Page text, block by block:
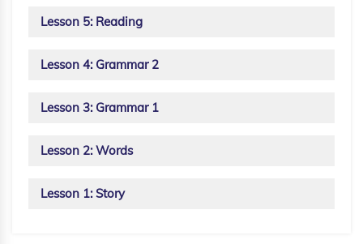
Lesson 5: Reading
Lesson 4: Grammar 2
Lesson 3: Grammar 1
Lesson 2: Words
Lesson 1: Story